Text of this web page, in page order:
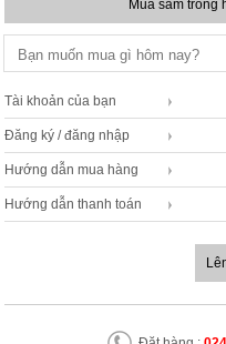
Mua sắm trong
Tài khoản của bạn
Đăng ký / đăng nhập
Hướng dẫn mua hàng
Hướng dẫn thanh toán